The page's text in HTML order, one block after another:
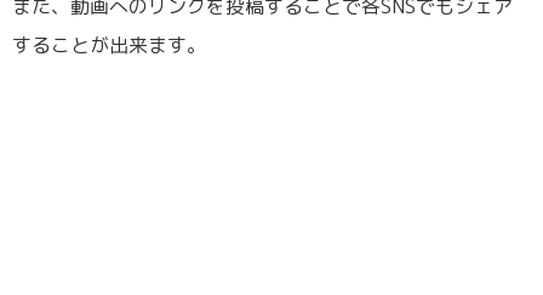
また、動画へのリンクを投稿することで各SNSでもシェア
することが出来ます。